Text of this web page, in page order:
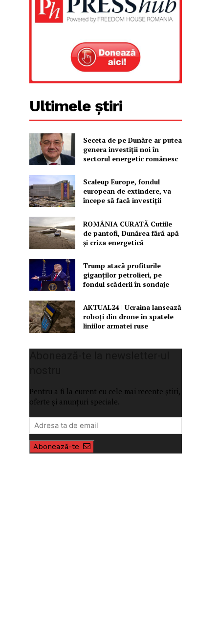
Ultimele știri
Seceta de pe Dunăre ar putea
genera investiții noi în
sectorul energetic românesc
Scaleup Europe, fondul
european de extindere, va
începe să facă investiții
ROMÂNIA CURATĂ Cutiile
de pantofi, Dunărea fără apă
și criza energetică
Trump atacă profiturile
giganților petrolieri, pe
fondul scăderii în sondaje
AKTUAL24 | Ucraina lansează
roboți din drone în spatele
liniilor armatei ruse
Pentru a fi la curent cu cele mai recente știri,
oferte și anunțuri speciale.
Abonează-te